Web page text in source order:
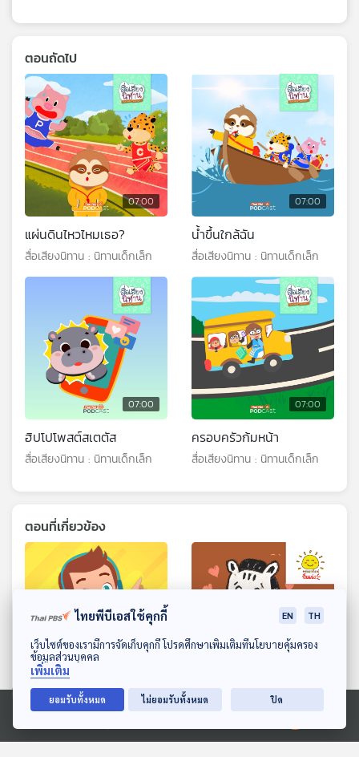
ดาวน์โหลด Thai PBS Podcast Application
Ⓒ 2020 องค์การกระจายเสียงและแพร่ภาพสาธารณะแห่งประเทศไทย
ตอนถัดไป
07:00
แผ่นดินไหวไหมเธอ?
สื่อเสียงนิทาน : นิทานเด็กเล็ก
07:00
น้ำขึ้นใกล้ฉัน
สื่อเสียงนิทาน : นิทานเด็กเล็ก
07:00
ฮิปโปโพสต์สเตตัส
สื่อเสียงนิทาน : นิทานเด็กเล็ก
07:00
ครอบครัวก้มหน้า
สื่อเสียงนิทาน : นิทานเด็กเล็ก
ตอนที่เกี่ยวข้อง
EP. 188: รัฏฐพิชญ์ จันทร
2569
Podcaster ตัวน้อย
EP. 1977: ม้าลายก็มีบัตร
พระอาทิตย์ยิ้มแฉ่ง
ไทยพีบีเอสใช้คุกกี้ EN TH
เว็บไซต์ของเรามีการจัดเก็บคุกกี้ โปรดศึกษาเพิ่มเติมที่นโยบายคุ้มครอง
ข้อมูลส่วนบุคคล
เพิ่มเติม
ยอมรับทั้งหมด ไม่ยอมรับทั้งหมด ปิด